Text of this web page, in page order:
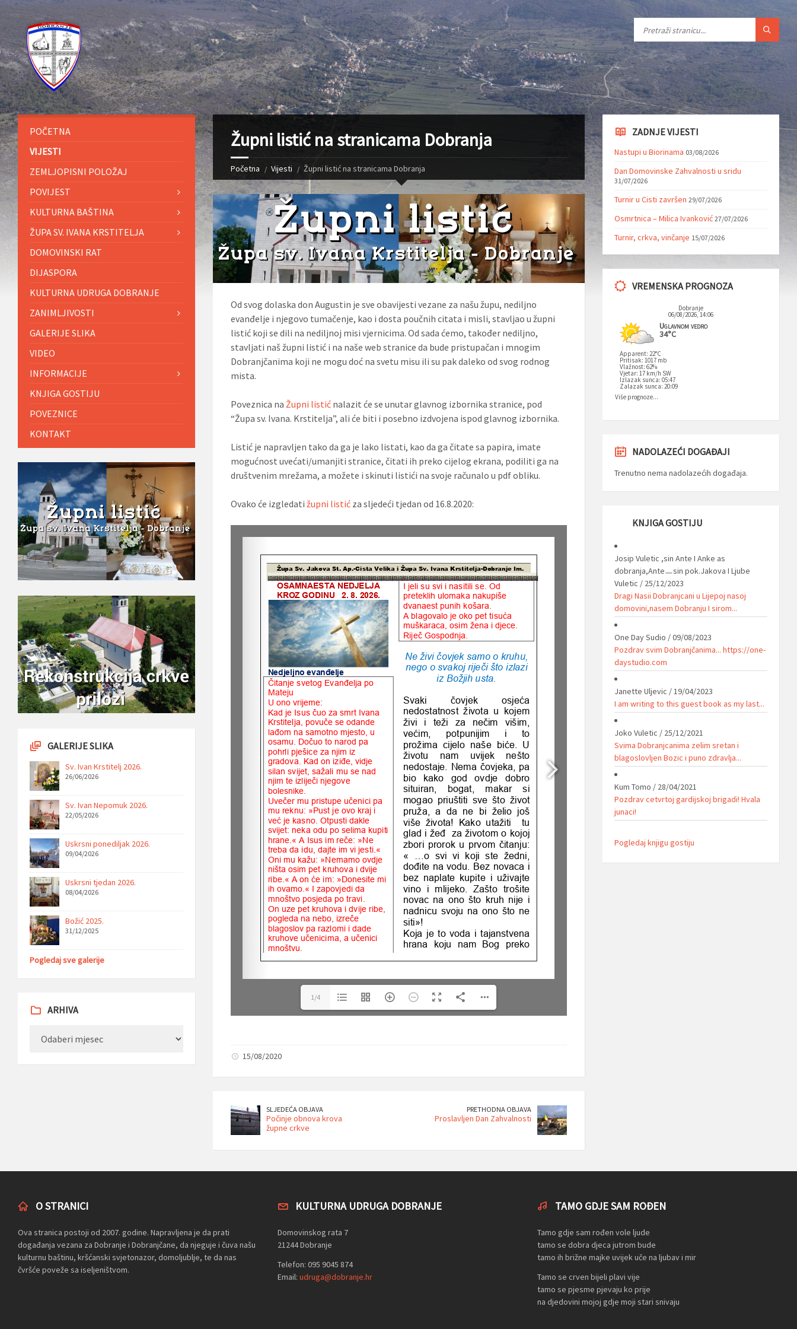
Župni listić na stranicama Dobranja
Početna Vijesti Župni listić na stranicama Dobranja
Od svog dolaska don Augustin je sve obavijesti vezane za našu župu, nediljno
evanđelje i njegovo tumačenje, kao i dosta poučnih citata i misli, stavljao u župni
listić koji se dili na nediljnoj misi vjernicima. Od sada ćemo, također nediljno,
stavljati naš župni listić i na naše web stranice da bude pristupačan i mnogim
Dobranjčanima koji ne mogu doć na svetu misu ili su pak daleko od svog rodnog
mista.
Poveznica na Župni listićnalazit će se unutar glavnog izbornika stranice, pod
“Župa sv. Ivana. Krstitelja”, ali će biti i posebno izdvojena ispod glavnog izbornika.
Listić je napravljen tako da ga je lako listati, kao da ga čitate sa papira, imate
mogućnost uvećati/umanjiti stranice, čitati ih preko cijelog ekrana, podiliti ga na
društvenim mrežama, a možete i skinuti listići na svoje računalo u pdf obliku.
Ovako će izgledati župni listićza sljedeći tjedan od 16.8.2020:
1/4
15/08/2020
SLJEDEĆA OBJAVA
Počinje obnova krova
župne crkve
PRETHODNA OBJAVA
Proslavljen Dan Zahvalnosti
POČETNA
VIJESTI
ZEMLJOPISNI POLOŽAJ
POVIJEST
KULTURNA BAŠTINA
ŽUPA SV. IVANA KRSTITELJA
DOMOVINSKI RAT
DIJASPORA
KULTURNA UDRUGA DOBRANJE
ZANIMLJIVOSTI
GALERIJE SLIKA
VIDEO
INFORMACIJE
KNJIGA GOSTIJU
POVEZNICE
KONTAKT
GALERIJE SLIKA
Sv. Ivan Krstitelj 2026.
26/06/2026
Sv. Ivan Nepomuk 2026.
22/05/2026
Uskrsni ponediljak 2026.
09/04/2026
Uskrsni tjedan 2026.
08/04/2026
Božić 2025.
31/12/2025
Pogledaj sve galerije
ARHIVA
ZADNJE VIJESTI
Nastupi u Biorinama 03/08/2026
Dan Domovinske Zahvalnosti u sridu
31/07/2026
Turnir u Cisti završen 29/07/2026
Osmrtnica – Milica Ivanković 27/07/2026
Turnir, crkva, vinčanje 15/07/2026
VREMENSKA PROGNOZA
Dobranje
06/08/2026, 14:06
Uglavnom vedro
34°C
Apparent: 22°C
Pritisak: 1017 mb
Vlažnost: 62%
Vjetar: 17 km/h SW
Izlazak sunca: 05:47
Zalazak sunca: 20:09
Više prognoze...
NADOLAZEĆI DOGAĐAJI
Trenutno nema nadolazećih događaja.
KNJIGA GOSTIJU
Josip Vuletic ,sin Ante I Anke as
dobranja,Anteㅡsin pok.Jakova I Ljube
Vuletic / 25/12/2023
Dragi Nasii Dobranjcani u Lijepoj nasoj
domovini,nasem Dobranju I sirom...
One Day Sudio /09/08/2023
Pozdrav svim Dobranjčanima... https://one-
daystudio.com
Janette Uljevic /19/04/2023
I am writing to this guest book as my last...
Joko Vuletic / 25/12/2021
Svima Dobranjcanima zelim sretan i
blagoslovljen Bozic i puno zdravlja...
Kum Tomo / 28/04/2021
Pozdrav cetvrtoj gardijskoj brigadi! Hvala
junaci!
Pogledaj knjigu gostiju
O STRANICI
Ova stranica postoji od 2007. godine. Napravljena je da prati
događanja vezana za Dobranje i Dobranjčane, da njeguje i čuva našu
kulturnu baštinu, kršćanski svjetonazor, domoljublje, te da nas
čvršće poveže sa iseljeništvom.
KULTURNA UDRUGA DOBRANJE
Domovinskog rata 7
21244 Dobranje
Telefon: 095 9045 874
Email: udruga@dobranje.hr
TAMO GDJE SAM ROĐEN
Tamo gdje sam rođen vole ljude
tamo se dobra djeca jutrom bude
tamo ih brižne majke uvijek uče na ljubav i mir
Tamo se crven bijeli plavi vije
tamo se pjesme pjevaju ko prije
na djedovini mojoj gdje moji stari snivaju